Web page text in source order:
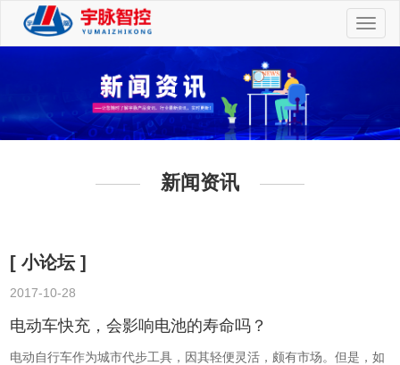
切
换
新闻资讯
[ 小论坛 ]
2017-10-28
电动车快充，会影响电池的寿命吗？
电动自行车作为城市代步工具，因其轻便灵活，颇有市场。但是，如